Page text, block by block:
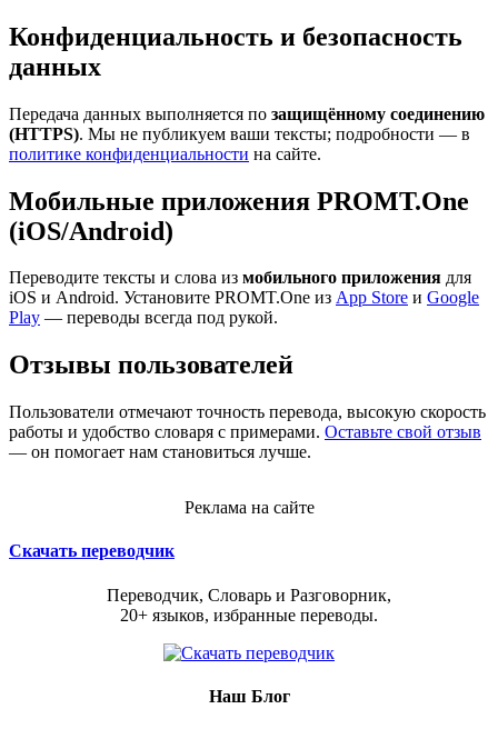
Конфиденциальность и безопасность
данных
Передача данных выполняется по защищённому соединению
(HTTPS). Мы не публикуем ваши тексты; подробности — в
политике конфиденциальности на сайте.
Мобильные приложения PROMT.One
(iOS/Android)
Переводите тексты и слова из мобильного приложения для
iOS и Android. Установите PROMT.One из App Store и Google
Play — переводы всегда под рукой.
Отзывы пользователей
Пользователи отмечают точность перевода, высокую скорость
работы и удобство словаря с примерами. Оставьте свой отзыв
— он помогает нам становиться лучше.
Реклама на сайте
Скачать переводчик
Переводчик, Словарь и Разговорник,
20+ языков, избранные переводы.
Наш Блог